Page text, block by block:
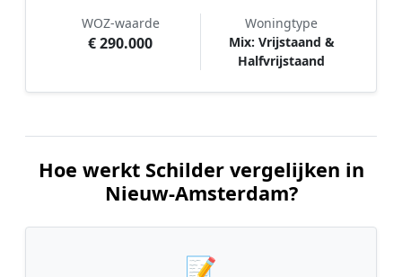
WOZ-waarde
€ 290.000
Woningtype
Mix: Vrijstaand &
Halfvrijstaand
Hoe werkt Schilder vergelijken in
Nieuw-Amsterdam?
📝